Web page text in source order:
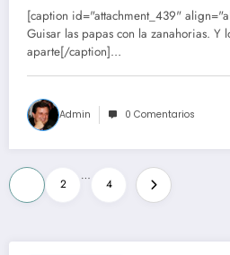
[caption id="attachment_439"
Guisar las papas con la zanahorias. Y
aparte[/caption]…
Admin 0 Comentarios
Paginación
de
entradas
2
…
4